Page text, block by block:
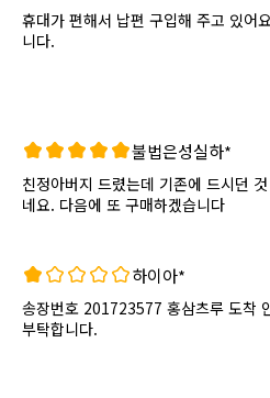
휴대가 편해서 납편 구입해 주고 있어
니다.
불법은성실하*
친정아버지 드렸는데 기존에 드시던
네요. 다음에 또 구매하겠습니다
하이아*
송장번호 201723577 홍삼츠루 도착 안했는데 확인좀
부탁합니다.